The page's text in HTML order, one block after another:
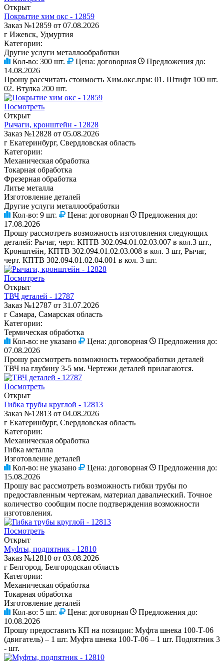
Открыт
Покрытие хим окс - 12859
Заказ №12859 от 07.08.2026
г Ижевск, Удмуртия
Категории:
Другие услуги металлообработки
Кол-во: 300 шт. Цена: договорная
Предложения до:
14.08.2026
Прошу рассчитать стоимость Хим.окс.прм: 01. Штифт 100 шт.
02. Втулка 200 шт.
Посмотреть
Открыт
Рычаги, кронштейн - 12828
Заказ №12828 от 05.08.2026
г Екатеринбург, Свердловская область
Категории:
Механическая обработка
Токарная обработка
Фрезерная обработка
Литье металла
Изготовление деталей
Другие услуги металлообработки
Кол-во: 9 шт. Цена: договорная
Предложения до:
17.08.2026
Прошу рассмотреть возможность изготовления следующих
деталей: Рычаг, черт. КПТВ 302.094.01.02.03.007 в кол.3 шт.,
Кронштейн, КПТВ 302.094.01.02.03.008 в кол. 3 шт, Рычаг,
черт. КПТВ 302.094.01.02.04.001 в кол. 3 шт.
Посмотреть
Открыт
ТВЧ деталей - 12787
Заказ №12787 от 31.07.2026
г Самара, Самарская область
Категории:
Термическая обработка
Кол-во: не указано Цена: договорная
Предложения до:
07.08.2026
Прошу рассмотреть возможность термообработки деталей
ТВЧ на глубину 3-5 мм. Чертежи деталей прилагаются.
Посмотреть
Открыт
Гибка трубы круглой - 12813
Заказ №12813 от 04.08.2026
г Екатеринбург, Свердловская область
Категории:
Механическая обработка
Гибка металла
Изготовление деталей
Кол-во: не указано Цена: договорная
Предложения до:
15.08.2026
Прошу вас рассмотреть возможность гибки трубы по
предоставленным чертежам, материал давальческий. Точное
количество сообщим после подтверждения возможности
изготовления.
Посмотреть
Открыт
Муфты, подпятник - 12810
Заказ №12810 от 03.08.2026
г Белгород, Белгородская область
Категории:
Механическая обработка
Токарная обработка
Изготовление деталей
Кол-во: 5 шт. Цена: договорная
Предложения до:
10.08.2026
Прошу предоставить КП на позиции: Муфта шнека 100-Т-06
(двигатель) – 1 шт. Муфта шнека 100-Т-06 – 1 шт. Подпятник 3
- шт.